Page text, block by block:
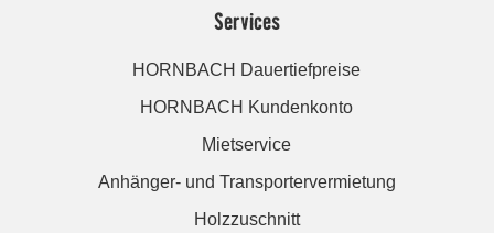
Services
HORNBACH Dauertiefpreise
HORNBACH Kundenkonto
Mietservice
Anhänger- und Transportervermietung
Holzzuschnitt